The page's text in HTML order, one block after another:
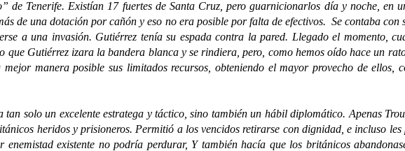
de Tenerife. Existían 17 fuertes de Santa Cruz, pero guarnicionarlos día y noche, en
de una dotación por cañón y eso no era posible por falta de efectivos. Se contaba con
a una invasión. Gutiérrez tenía su espada contra la pared. Llegado el momento,
Gutiérrez izara la bandera blanca y se rindiera, pero, como hemos oído hace un
manera posible sus limitados recursos, obteniendo el mayor provecho de ellos,
un excelente estratega y táctico, sino también un hábil diplomático. Apenas
heridos y prisioneros. Permitió a los vencidos retirarse con dignidad, e incluso
enemistad existente no podría perdurar, Y también hacía que los británicos